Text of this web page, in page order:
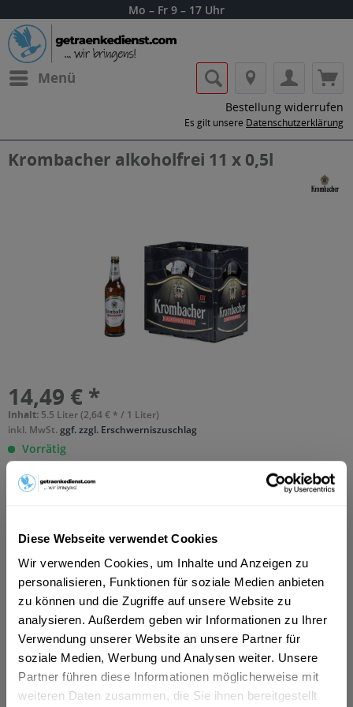
Diese Webseite verwendet Cookies
Wir verwenden Cookies, um Inhalte und Anzeigen zu
personalisieren, Funktionen für soziale Medien anbieten
zu können und die Zugriffe auf unsere Website zu
analysieren. Außerdem geben wir Informationen zu Ihrer
Verwendung unserer Website an unsere Partner für
soziale Medien, Werbung und Analysen weiter. Unsere
Partner führen diese Informationen möglicherweise mit
weiteren Daten zusammen, die Sie ihnen bereitgestellt
Mo – Fr 9 – 17 Uhr
Menü
Bestellung widerrufen
Es gilt unsere Datenschutzerklärung
Krombacher alkoholfrei 11 x 0,5l
14,49 € *
Inhalt: 5.5 Liter (2,64 € * / 1 Liter)
inkl. MwSt. ggf. zzgl. Erschwerniszuschlag
Vorrätig
MEHRWEG
+2,38 € Pfand
Artikel-Nr.: 14924
Beschreibung
Alkohol ist entbehrlich. Geschmack nicht. Es gibt für uns in
Krombach nur einen wirklichen...mehr
Zutaten und Allergene